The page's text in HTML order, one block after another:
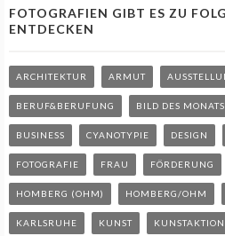
FOTOGRAFIEN GIBT ES ZU
ENTDECKEN
ARCHITEKTUR ARMUT
BERUF&BERUFUNG BILD DES MONATS
BUSINESS CYANOTYPIE DESIGN
FOTOGRAFIE FRAU FÖRDERUNG
HOMBERG (OHM) HOMBERG/OHM
KARLSRUHE KUNST KUNSTAKTION